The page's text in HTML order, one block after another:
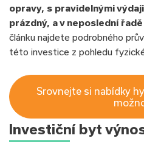
opravy, s pravidelnými
prázdný, a v neposlední
článku najdete podrobného
této investice z pohledu
Srovnejte si nabídky
Investiční byt